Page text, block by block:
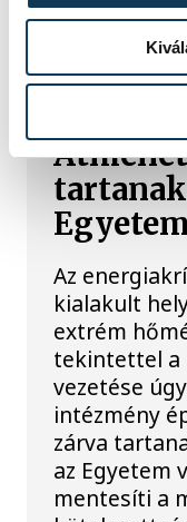
Az
kialakult
extrém
tekintettel a
vezetése
intézmény
zárva
az Egyetem
mentesíti a